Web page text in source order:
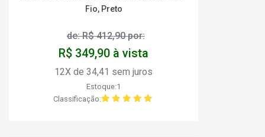
Fio, Preto
de: R$ 412,90 por:
R$ 349,90 à vista
12X de 34,41 sem juros
Estoque:1
Classificação: